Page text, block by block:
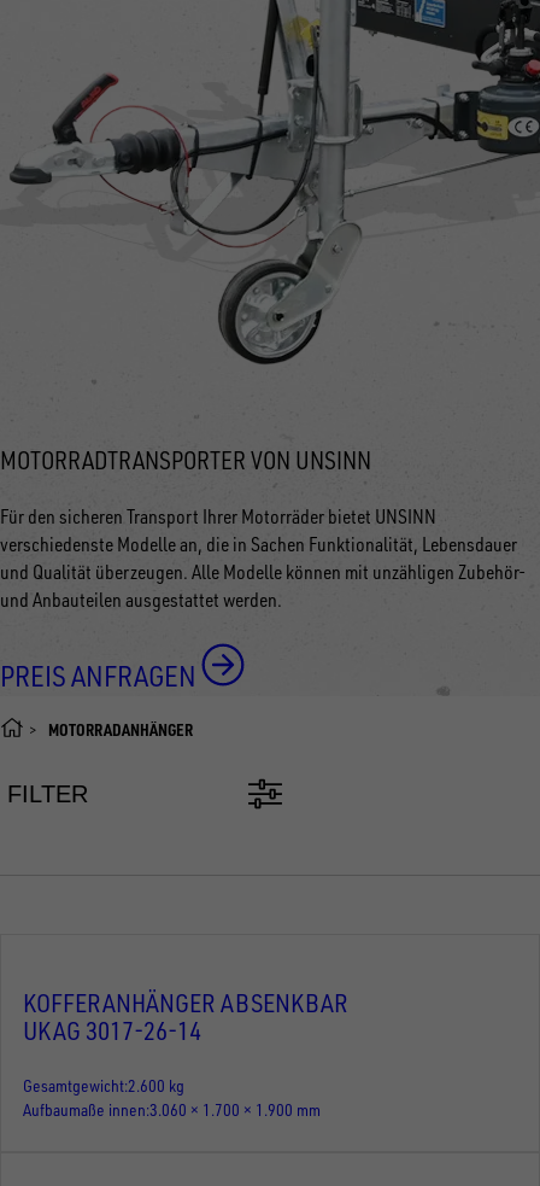
MOTORRADTRANSPORTER VON UNSINN
Für den sicheren Transport Ihrer Motorräder bietet UNSINN
verschiedenste Modelle an, die in Sachen Funktionalität, Lebensdauer
und Qualität überzeugen. Alle Modelle können mit unzähligen Zubehör-
und Anbauteilen ausgestattet werden.
PREIS ANFRAGEN
MOTORRADANHÄNGER
FILTER
KOFFERANHÄNGER ABSENKBAR
UKAG 3017-26-14
Gesamtgewicht 2.600 kg
Aufbaumaße innen 3.060 × 1.700 × 1.900 mm